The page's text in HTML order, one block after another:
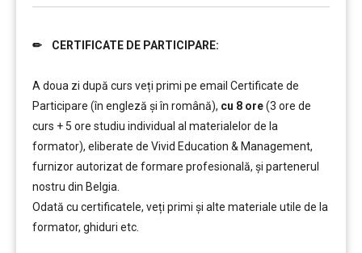
✏ CERTIFICATE DE PARTICIPARE:
A doua zi după curs veți primi pe email Certificate de
Participare (în engleză și în română), cu 8 ore(3 ore de
curs + 5 ore studiu individual al materialelor de la
formator), eliberate de Vivid Education & Management,
furnizor autorizat de formare profesională, și partenerul
nostru din Belgia.
Odată cu certificatele, veți primi și alte materiale utile de la
formator, ghiduri etc.